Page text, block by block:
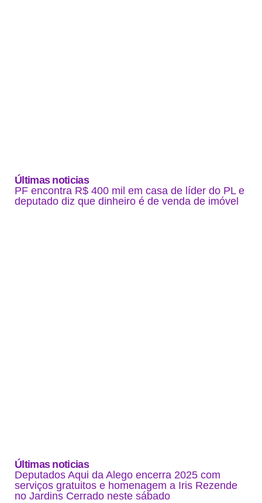
Últimas noticias
PF encontra R$ 400 mil em casa de líder do PL e
deputado diz que dinheiro é de venda de imóvel
Últimas noticias
Deputados Aqui da Alego encerra 2025 com
serviços gratuitos e homenagem a Iris Rezende
no Jardins Cerrado neste sábado